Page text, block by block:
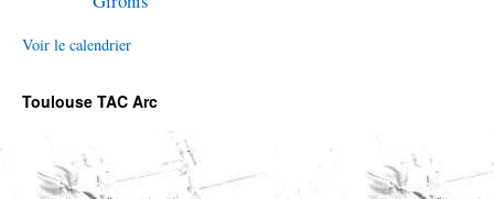
Voir le calendrier
Toulouse TAC Arc